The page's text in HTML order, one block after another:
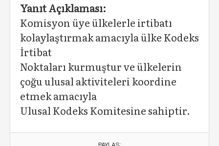
Yanıt Açıklaması:
Komisyon üye ülkelerle irtibatı
kolaylaştırmak amacıyla ülke Kodeks
İrtibat
Noktaları kurmuştur ve ülkelerin
çoğu ulusal aktiviteleri koordine
etmek amacıyla
Ulusal Kodeks Komitesine sahiptir.